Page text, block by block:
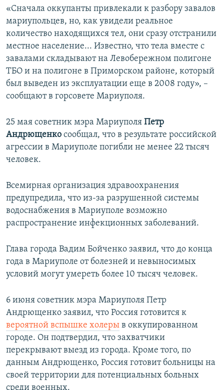
«Сначала оккупанты привлекали к разбору завалов
мариупольцев, но, как увидели реальное
количество находящихся тел, они сразу отстранили
местное население... Известно, что тела вместе с
завалами складывают на Левобережном полигоне
ТБО и на полигоне в Приморском районе, который
был выведен из эксплуатации еще в 2008 году», –
сообщают в горсовете Мариуполя.
25 мая советник мэра Мариуполя Петр
Андрющенко сообщал, что в результате российской
агрессии в Мариуполе погибли не менее 22 тысяч
человек.
Всемирная организация здравоохранения
предупредила, что из-за разрушенной системы
водоснабжения в Мариуполе возможно
распространение инфекционных заболеваний.
Глава города Вадим Бойченко заявил, что до конца
года в Мариуполе от болезней и невыносимых
условий могут умереть более 10 тысяч человек.
6 июня советник мэра Мариуполя Петр
Андрющенко заявил, что Россия готовится к
вероятной вспышке холеры в оккупированном
городе. Он подтвердил, что захватчики
перекрывают выезд из города. Кроме того, по
данным Андрющенко, Россия готовит больницы на
своей территории для потенциальных больных
среди военных.